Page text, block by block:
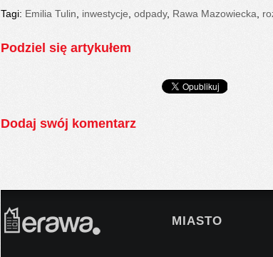
Tagi: Emilia Tulin inwestycje odpady, Rawa Mazowiecka
Podziel się artykułem
Dodaj swój komentarz
MIASTO